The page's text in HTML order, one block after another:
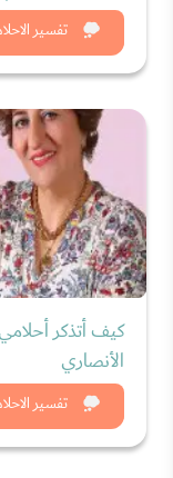
تفسير
شاهد
تفسير
كيف أتذكر
الأنصاري
شاهد